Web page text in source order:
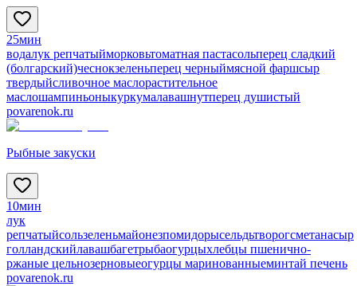
25мин
водалук репчатыйморковьтоматная пастасольперец сладкий
(болгарский)чеснокзеленьперец черныймясной фаршсыр
твердыйсливочное маслорастительное
маслошампиньоныкуркумалавашнутперец душистый
povarenok.ru
Рыбные закуски
10мин
лук
репчатыйсользеленьмайонезпомидорысельдьтворогсметанасыр
голландскийлавашбагетрыбаогурцыхлебцы пшенично-
ржаные цельнозерновыеогурцы маринованныеминтай печень
povarenok.ru